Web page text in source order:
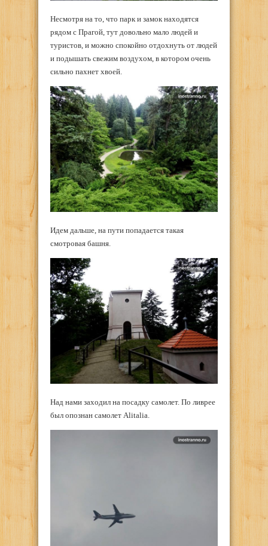
Несмотря на то, что парк и замок находятся
рядом с Прагой, тут довольно мало людей и
туристов, и можно спокойно отдохнуть от людей
и подышать свежим воздухом, в котором очень
сильно пахнет хвоей.
Идем дальше, на пути попадается такая
смотровая башня.
Над нами заходил на посадку самолет. По ливрее
был опознан самолет Alitalia.